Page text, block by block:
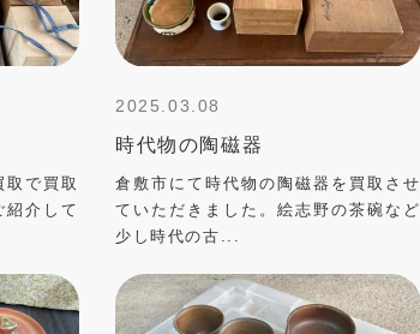
で買取
紹介して
2025.03.08
時代物の陶磁器
倉敷市にて時代物の陶磁器を買取させ
ていただきました。絵志野の茶碗など
少し時代の古...